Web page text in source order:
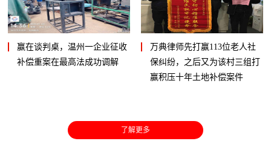
赢在谈判桌，温州一企业征收
补偿重案在最高法成功调解
万典律师先打赢113位老人社
保纠纷，之后又为该村三组打
赢积压十年土地补偿案件
了解更多